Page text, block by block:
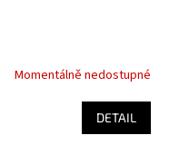
Momentálně nedostupné
DETAIL